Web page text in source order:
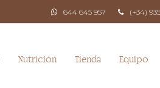
644 645 957 (+34)
Nutrición Tienda Equipo